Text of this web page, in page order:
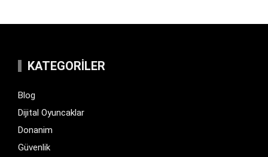
KATEGORILER
Blog
Dijital Oyuncaklar
Donanim
Güvenlik